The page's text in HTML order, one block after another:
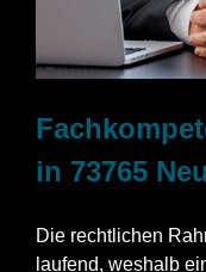
in 73765
Die rechtlichen
laufend, weshalb